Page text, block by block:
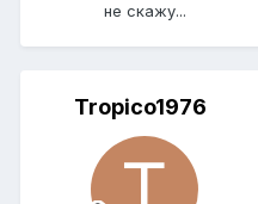
не скажу...
Tropico1976